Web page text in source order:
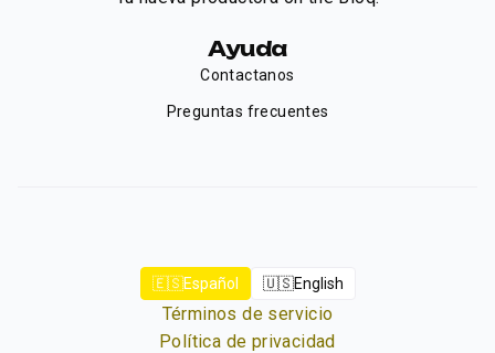
Ayuda
Contactanos
Preguntas frecuentes
🇪🇸Español 🇺🇸English
Términos de servicio
Política de privacidad